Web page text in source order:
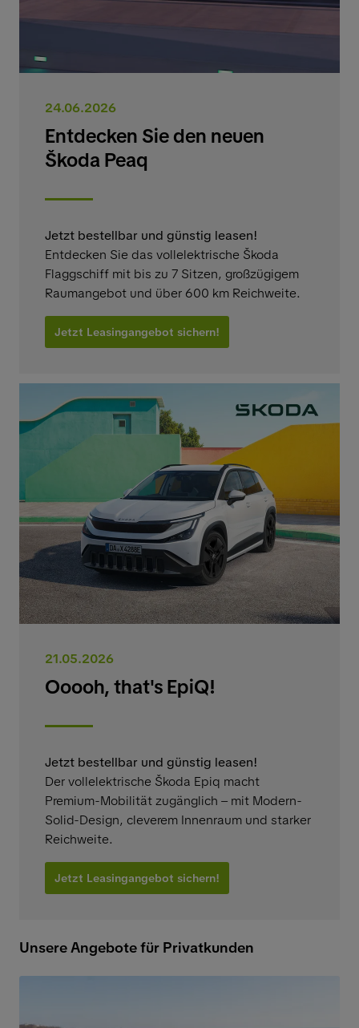
24.06.2026
Entdecken Sie den neuen
Škoda Peaq
Jetzt bestellbar und günstig leasen!
Entdecken Sie das vollelektrische Škoda
Flaggschiff mit bis zu 7 Sitzen, großzügigem
Raumangebot und über 600 km Reichweite.
Jetzt Leasingangebot sichern!
21.05.2026
Ooooh, that's EpiQ!
Jetzt bestellbar und günstig leasen!
Der vollelektrische Škoda Epiq macht
Premium-Mobilität zugänglich – mit Modern-
Solid-Design, cleverem Innenraum und starker
Reichweite.
Jetzt Leasingangebot sichern!
Unsere Angebote für Privatkunden